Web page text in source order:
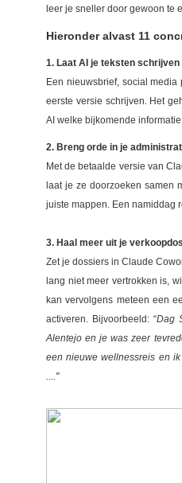
leer je sneller door gewoon te
Hieronder alvast 11
1. Laat AI je teksten schrijven
Een nieuwsbrief, social
eerste versie schrijven. Het
AI welke bijkomende
2. Breng orde in je
Met de betaalde versie van
laat je ze doorzoeken samen
juiste mappen. Een namiddag
3. Haal meer uit je
Zet je dossiers in Claude
lang niet meer vertrokken is,
kan vervolgens meteen een
activeren. Bijvoorbeeld: “Dag
Alentejo en je was zeer
een nieuwe wellnessreis en
...."